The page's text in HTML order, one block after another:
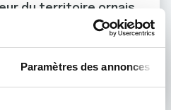
Paramètres des annonces
du territoire ornais
cancer
l'Orne concrétisait la 6ème